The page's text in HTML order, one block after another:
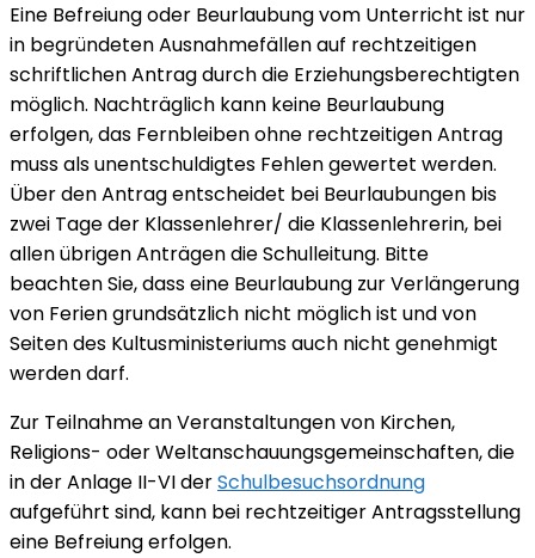
Eine Befreiung oder Beurlaubung vom Unterricht ist nur
in begründeten Ausnahmefällen auf rechtzeitigen
schriftlichen Antrag durch die Erziehungsberechtigten
möglich. Nachträglich kann keine Beurlaubung
erfolgen, das Fernbleiben ohne rechtzeitigen Antrag
muss als unentschuldigtes Fehlen gewertet werden.
Über den Antrag entscheidet bei Beurlaubungen bis
zwei Tage der Klassenlehrer/ die Klassenlehrerin, bei
allen übrigen Anträgen die Schulleitung. Bitte
beachten Sie, dass eine Beurlaubung zur Verlängerung
von Ferien grundsätzlich nicht möglich ist und von
Seiten des Kultusministeriums auch nicht genehmigt
werden darf.
Zur Teilnahme an Veranstaltungen von Kirchen,
Religions- oder Weltanschauungsgemeinschaften, die
in der Anlage II-VI derSchulbesuchsordnung
aufgeführt sind, kann bei rechtzeitiger Antragsstellung
eine Befreiung erfolgen.